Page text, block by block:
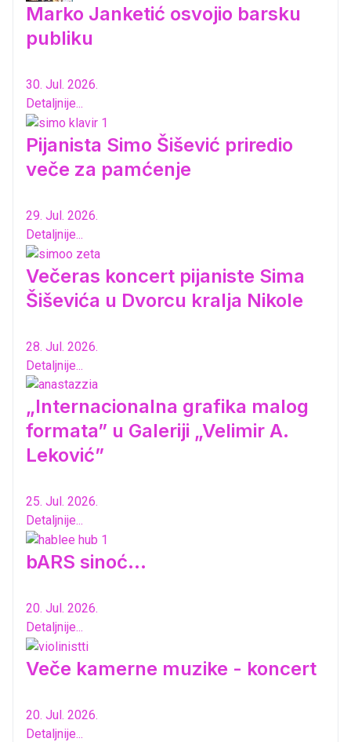
Marko Janketić osvojio barsku
publiku
30. Jul. 2026.
Detaljnije...
Pijanista Simo Šišević priredio
veče za pamćenje
29. Jul. 2026.
Detaljnije...
Večeras koncert pijaniste Sima
Šiševića u Dvorcu kralja Nikole
28. Jul. 2026.
Detaljnije...
„Internacionalna grafika malog
formata” u Galeriji „Velimir A.
Leković”
25. Jul. 2026.
Detaljnije...
bARS sinoć...
20. Jul. 2026.
Detaljnije...
Veče kamerne muzike - koncert
20. Jul. 2026.
Detaljnije...